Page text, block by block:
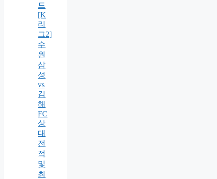
드
[K
리
그2]
수
원
삼
성
vs
김
해
FC
상
대
전
적
및
최